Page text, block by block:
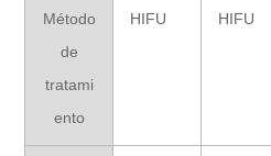
Método
de
tratami
ento
HIFU HIFU